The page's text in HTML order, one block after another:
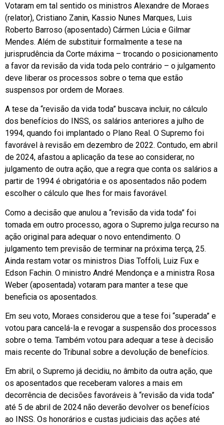
Votaram em tal sentido os ministros Alexandre de Moraes
(relator), Cristiano Zanin, Kassio Nunes Marques, Luis
Roberto Barroso (aposentado) Cármen Lúcia e Gilmar
Mendes. Além de substituir formalmente a tese na
jurisprudência da Corte máxima – trocando o posicionamento
a favor da revisão da vida toda pelo contrário – o julgamento
deve liberar os processos sobre o tema que estão
suspensos por ordem de Moraes.
A tese da “revisão da vida toda” buscava incluir, no cálculo
dos benefícios do INSS, os salários anteriores a julho de
1994, quando foi implantado o Plano Real. O Supremo foi
favorável à revisão em dezembro de 2022. Contudo, em abril
de 2024, afastou a aplicação da tese ao considerar, no
julgamento de outra ação, que a regra que conta os salários a
partir de 1994 é obrigatória e os aposentados não podem
escolher o cálculo que lhes for mais favorável.
Como a decisão que anulou a “revisão da vida toda” foi
tomada em outro processo, agora o Supremo julga recurso na
ação original para adequar o novo entendimento. O
julgamento tem previsão de terminar na próxima terça, 25.
Ainda restam votar os ministros Dias Toffoli, Luiz Fux e
Edson Fachin. O ministro André Mendonça e a ministra Rosa
Weber (aposentada) votaram para manter a tese que
beneficia os aposentados.
Em seu voto, Moraes considerou que a tese foi “superada” e
votou para cancelá-la e revogar a suspensão dos processos
sobre o tema. Também votou para adequar a tese à decisão
mais recente do Tribunal sobre a devolução de benefícios.
Em abril, o Supremo já decidiu, no âmbito da outra ação, que
os aposentados que receberam valores a mais em
decorrência de decisões favoráveis à “revisão da vida toda”
até 5 de abril de 2024 não deverão devolver os benefícios
ao INSS. Os honorários e custas judiciais das ações até